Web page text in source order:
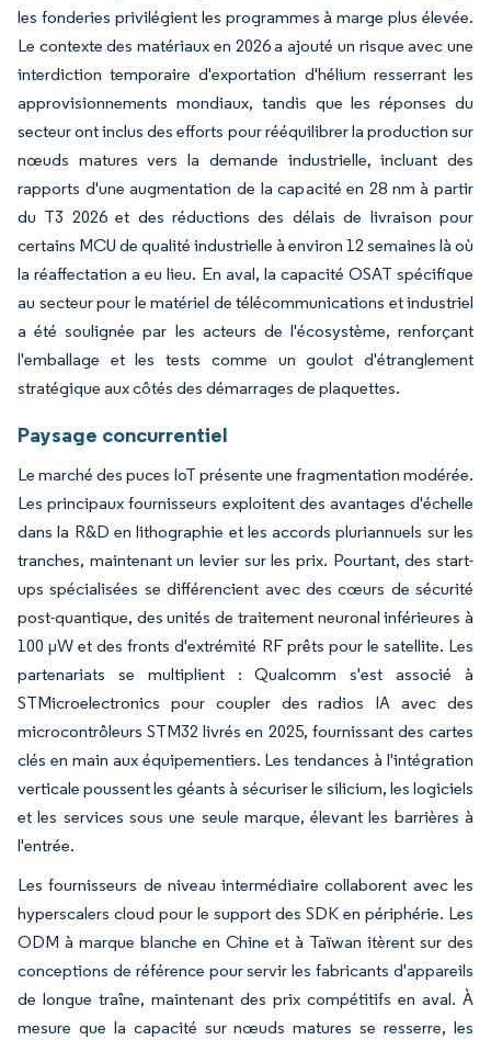
les fonderies privilégient les programmes à marge plus élevée.
Le contexte des matériaux en 2026 a ajouté un risque avec une
interdiction temporaire d'exportation d'hélium resserrant les
approvisionnements mondiaux, tandis que les réponses du
secteur ont inclus des efforts pour rééquilibrer la production sur
nœuds matures vers la demande industrielle, incluant des
rapports d'une augmentation de la capacité en 28 nm à partir
du T3 2026 et des réductions des délais de livraison pour
certains MCU de qualité industrielle à environ 12 semaines là où
la réaffectation a eu lieu. En aval, la capacité OSAT spécifique
au secteur pour le matériel de télécommunications et industriel
a été soulignée par les acteurs de l'écosystème, renforçant
l'emballage et les tests comme un goulot d'étranglement
stratégique aux côtés des démarrages de plaquettes.
Paysage concurrentiel
Le marché des puces IoT présente une fragmentation modérée.
Les principaux fournisseurs exploitent des avantages d'échelle
dans la R&D en lithographie et les accords pluriannuels sur les
tranches, maintenant un levier sur les prix. Pourtant, des start-
ups spécialisées se différencient avec des cœurs de sécurité
post-quantique, des unités de traitement neuronal inférieures à
100 µW et des fronts d'extrémité RF prêts pour le satellite. Les
partenariats se multiplient : Qualcomm s'est associé à
STMicroelectronics pour coupler des radios IA avec des
microcontrôleurs STM32 livrés en 2025, fournissant des cartes
clés en main aux équipementiers. Les tendances à l'intégration
verticale poussent les géants à sécuriser le silicium, les logiciels
et les services sous une seule marque, élevant les barrières à
l'entrée.
Les fournisseurs de niveau intermédiaire collaborent avec les
hyperscalers cloud pour le support des SDK en périphérie. Les
ODM à marque blanche en Chine et à Taïwan itèrent sur des
conceptions de référence pour servir les fabricants d'appareils
de longue traîne, maintenant des prix compétitifs en aval. À
mesure que la capacité sur nœuds matures se resserre, les